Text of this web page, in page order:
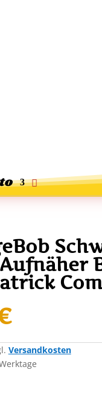
Versandkosten